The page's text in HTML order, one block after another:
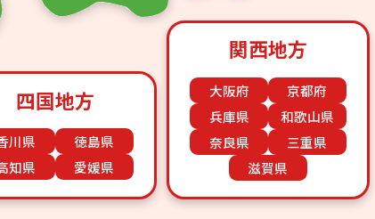
関西地方
大阪府
京都府
兵庫県
和歌山県
奈良県
三重県
滋賀県
四国地方
川県
徳島県
知県
愛媛県